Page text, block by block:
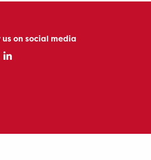
us on social media